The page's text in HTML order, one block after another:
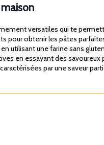
versatiles qui te
pour obtenir les pâtes
utilisant une farine sans
en essayant des
par une saveur